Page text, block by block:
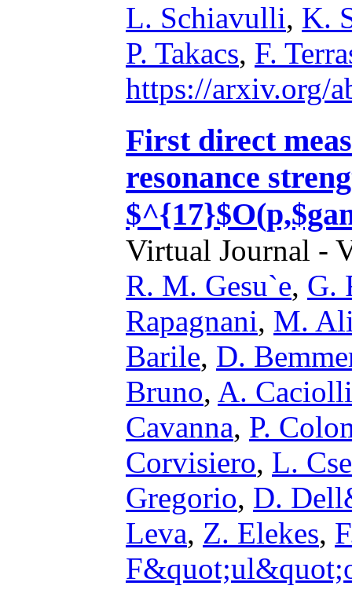
L. Schiavulli, K.
P. Takacs, F.
https://arxiv.org/
First direct
resonance
Virtual Journal -
R. M. Gesu`e, G.
Rapagnani, M.
Barile, D.
Bruno, A. Caciolli
Cavanna, P.
Corvisiero, L.
Gregorio, D.
Leva, Z. Elekes,